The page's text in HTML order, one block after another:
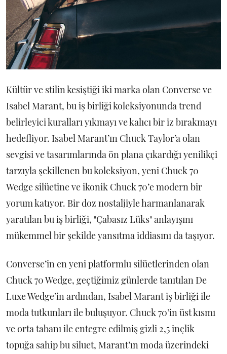
Kültür ve stilin kesiştiği iki marka olan Converse ve
Isabel Marant, bu iş birliği koleksiyonunda trend
belirleyici kuralları yıkmayı ve kalıcı bir iz bırakmayı
hedefliyor. Isabel Marant’ın Chuck Taylor’a olan
sevgisi ve tasarımlarında ön plana çıkardığı yenilikçi
tarzıyla şekillenen bu koleksiyon, yeni Chuck 70
Wedge silüetine ve ikonik Chuck 70’e modern bir
yorum katıyor. Bir doz nostaljiyle harmanlanarak
yaratılan bu iş birliği, "Çabasız Lüks" anlayışını
mükemmel bir şekilde yansıtma iddiasını da taşıyor.
Converse’in en yeni platformlu silüetlerinden olan
Chuck 70 Wedge, geçtiğimiz günlerde tanıtılan De
Luxe Wedge’in ardından, Isabel Marant iş birliği ile
moda tutkunları ile buluşuyor. Chuck 70’in üst kısmı
ve orta tabanı ile entegre edilmiş gizli 2,5 inçlik
topuğa sahip bu siluet, Marant’ın moda üzerindeki